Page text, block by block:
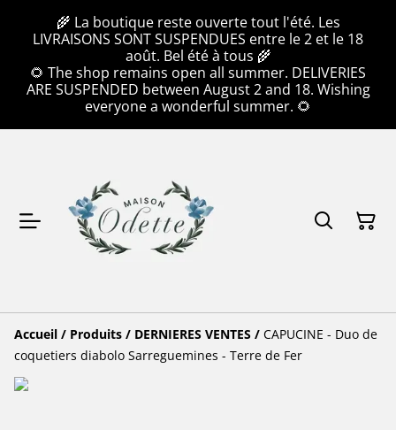
🌾 La boutique reste ouverte tout l'été. Les
LIVRAISONS SONT SUSPENDUES entre le 2 et le 18
août. Bel été à tous 🌾
🌻 The shop remains open all summer. DELIVERIES
ARE SUSPENDED between August 2 and 18. Wishing
everyone a wonderful summer. 🌻
Accueil / Produits / DERNIERES VENTES / CAPUCINE - Duo de
coquetiers diabolo Sarreguemines - Terre de Fer